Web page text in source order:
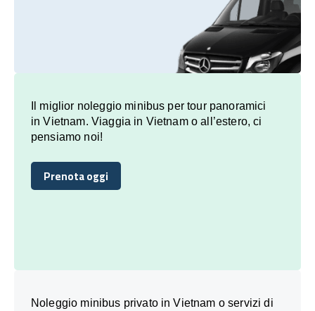
Il miglior noleggio minibus per tour panoramici
in Vietnam. Viaggia in Vietnam o all’estero, ci
pensiamo noi!
Prenota oggi
Prenota oggi
Noleggio minibus privato in Vietnam o servizi di